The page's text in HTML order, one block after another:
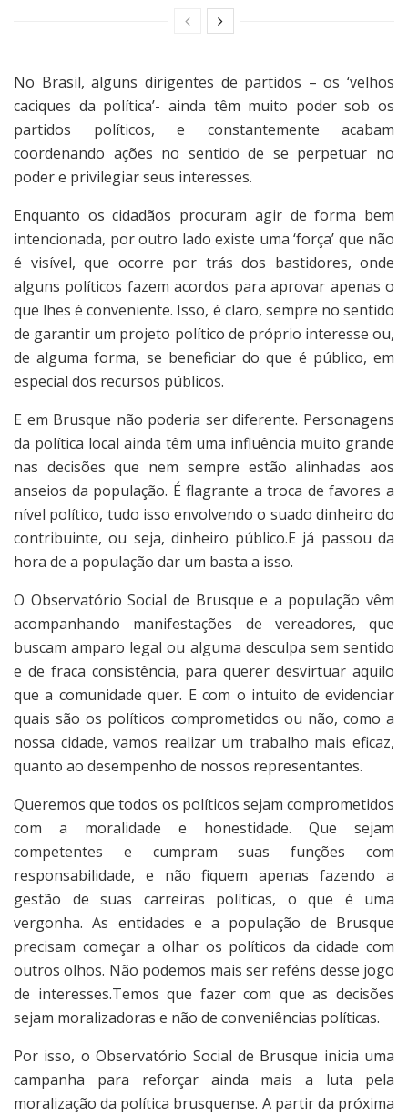
No Brasil, alguns dirigentes de partidos – os ‘velhos
caciques da política’- ainda têm muito poder sob os
partidos políticos, e constantemente acabam
coordenando ações no sentido de se perpetuar no
poder e privilegiar seus interesses.
Enquanto os cidadãos procuram agir de forma bem
intencionada, por outro lado existe uma ‘força’ que não
é visível, que ocorre por trás dos bastidores, onde
alguns políticos fazem acordos para aprovar apenas o
que lhes é conveniente. Isso, é claro, sempre no sentido
de garantir um projeto político de próprio interesse ou,
de alguma forma, se beneficiar do que é público, em
especial dos recursos públicos.
E em Brusque não poderia ser diferente. Personagens
da política local ainda têm uma influência muito grande
nas decisões que nem sempre estão alinhadas aos
anseios da população. É flagrante a troca de favores a
nível político, tudo isso envolvendo o suado dinheiro do
contribuinte, ou seja, dinheiro público.E já passou da
hora de a população dar um basta a isso.
O Observatório Social de Brusque e a população vêm
acompanhando manifestações de vereadores, que
buscam amparo legal ou alguma desculpa sem sentido
e de fraca consistência, para querer desvirtuar aquilo
que a comunidade quer. E com o intuito de evidenciar
quais são os políticos comprometidos ou não, como a
nossa cidade, vamos realizar um trabalho mais eficaz,
quanto ao desempenho de nossos representantes.
Queremos que todos os políticos sejam comprometidos
com a moralidade e honestidade. Que sejam
competentes e cumpram suas funções com
responsabilidade, e não fiquem apenas fazendo a
gestão de suas carreiras políticas, o que é uma
vergonha. As entidades e a população de Brusque
precisam começar a olhar os políticos da cidade com
outros olhos. Não podemos mais ser reféns desse jogo
de interesses.Temos que fazer com que as decisões
sejam moralizadoras e não de conveniências políticas.
Por isso, o Observatório Social de Brusque inicia uma
campanha para reforçar ainda mais a luta pela
moralização da política brusquense. A partir da próxima